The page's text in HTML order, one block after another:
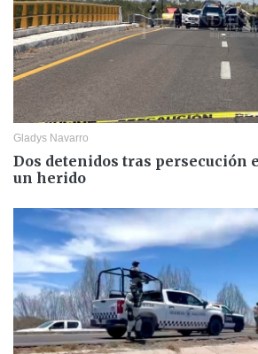
Gladys Navarro
Dos detenidos tras persecución
un herido